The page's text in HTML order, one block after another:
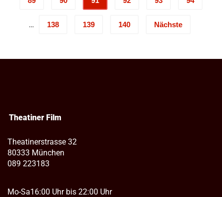
… 138 139 140 Nächste
Theatiner Film
Theatinerstrasse 32
80333 München
089 223183
Mo-Sa16:00 Uhr bis 22:00 Uhr